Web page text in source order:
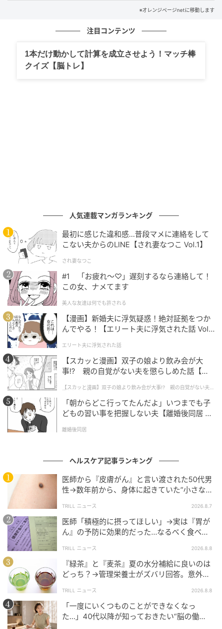
プ（100ml）程度に。減塩タイプのみそやスープの素
を使うのも手。
減塩は、一度に頑張りすぎないことも大切。献立全体
で塩分のバランスを意識しながら、無理なく続けてい
きましょう。
オレンジページnet
牧野 直子
料理家
女子栄養大学在学中より、栄養指導や教育活動に携わ
る。保健センターや小児科での栄養相談、食生活につ
いてのアドバイスに定評があり、健康的で美しくなる
ための、おいしくて作りやすい料理が支持を集めてい
る。自身の子育て経験から生まれた、簡単で栄養抜群
なメニュー提案も得意。雑誌、新聞、テレビ、料理教
室や健康セミナーなどで幅広く活躍中。「スタジオ食
（くう）」主宰。
※オレンジページnetに移動します
注目コンテンツ
1本だけ動かして計算を成立させよう！マッチ棒
クイズ【脳トレ】
人気連載マンガランキング
最初に感じた違和感…普段マメに連絡をして
こない夫からのLINE【され妻なつこ Vol.1】
され妻なつこ
#1 「お疲れ〜♡」遅刻するなら連絡して！
この女、ナメてます
美人な友達は何でも許される
【漫画】新婚夫に浮気疑惑！絶対証拠をつか
んでやる！【エリート夫に浮気された話 Vol.
エリート夫に浮気された話
【スカッと漫画】双子の娘より飲み会が大
事!? 親の自覚がない夫を懲らしめた話【第1
【スカッと漫画】双子の娘より飲み会が大事!? 親の自覚がない夫を
懲らしめた話
「朝からどこ行ってたんだよ」いつまでも子
どもの習い事を把握しない夫【離婚後同居 Vo
離婚後同居
ヘルスケア記事ランキング
医師から『皮膚がん』と言い渡された50代男
性→数年前から、身体に起きていた“小さな異
TRILL ニュース 2026.8.7
医師「積極的に摂ってほしい」→実は『胃が
ん』の予防に効果的だった…なるべく食べる
TRILL ニュース 2026.8.8
『緑茶』と『麦茶』夏の水分補給に良いのは
どっち？→管理栄養士がズバリ回答。意外と
TRILL ニュース 2026.8.8
「一度にいくつものことができなくなっ
た…」40代以降が知っておきたい“脳の働